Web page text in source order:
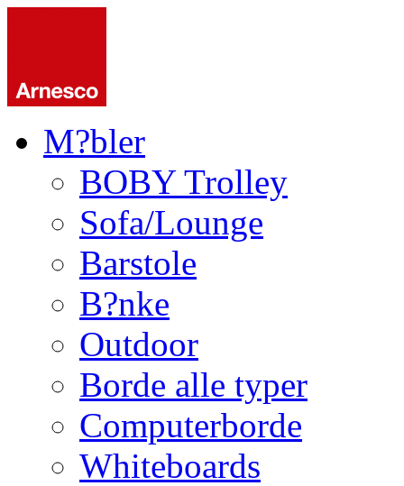
M?bler
BOBY Trolley
Sofa/Lounge
Barstole
B?nke
Outdoor
Borde alle typer
Computerborde
Whiteboards